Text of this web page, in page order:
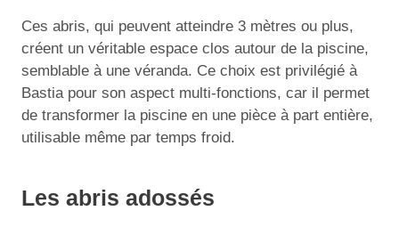
Ces abris, qui peuvent atteindre 3 mètres ou plus,
créent un véritable espace clos autour de la piscine,
semblable à une véranda. Ce choix est privilégié à
Bastia pour son aspect multi-fonctions, car il permet
de transformer la piscine en une pièce à part entière,
utilisable même par temps froid.
Les abris adossés